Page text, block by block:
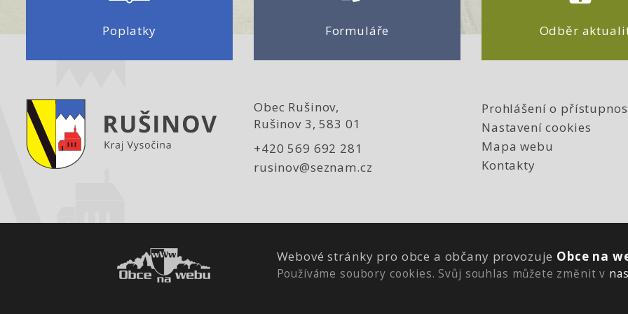
Poplatky Formuláře Odběr
Obec Rušinov,
Rušinov 3, 583 01
+420 569 692 281
rusinov@seznam.cz
Prohlášení o
Nastavení cookies
Mapa webu
Kontakty
Webové stránky pro obce a občany provozuje Obce na
Používáme soubory cookies. Svůj souhlas můžete změnit v